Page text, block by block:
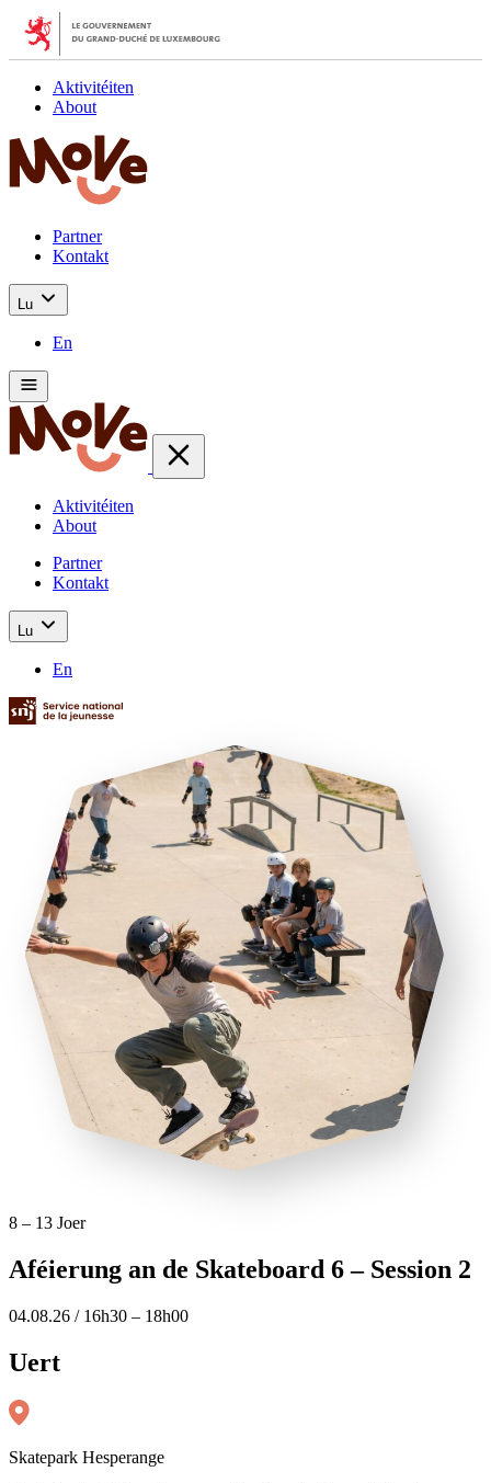
Aktivitéiten
About
Partner
Kontakt
Lu
En
Aktivitéiten
About
Partner
Kontakt
Lu
En
8 – 13 Joer
Aféierung an de Skateboard 6 – Session 2
04.08.26 / 16h30 – 18h00
Uert
Skatepark Hesperange